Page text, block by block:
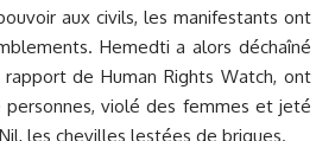
aux civils, les manifestants ont
Hemedti a alors déchaîné
rapport de Human Rights Watch, ont
violé des femmes et jeté
les chevilles lestées de briques.